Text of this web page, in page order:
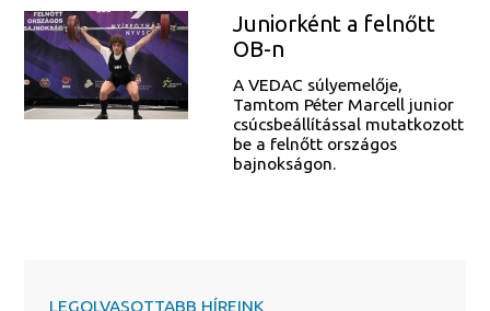
Juniorként a felnőtt
OB-n
A VEDAC súlyemelője,
Tamtom Péter Marcell junior
csúcsbeállítással mutatkozott
be a felnőtt országos
bajnokságon.
LEGOLVASOTTABB HÍREINK